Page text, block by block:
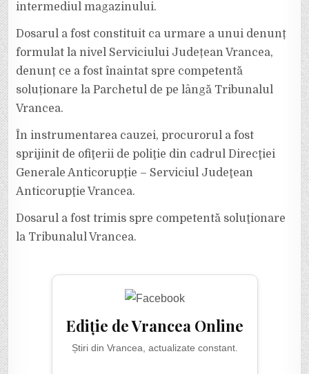
intermediul magazinului.
Dosarul a fost constituit ca urmare a unui denunț
formulat la nivel Serviciului Județean Vrancea,
denunț ce a fost înaintat spre competentă
soluționare la Parchetul de pe lângă Tribunalul
Vrancea.
În instrumentarea cauzei, procurorul a fost
sprijinit de ofiţerii de poliţie din cadrul Direcţiei
Generale Anticorupţie – Serviciul Judeţean
Anticorupţie Vrancea.
Dosarul a fost trimis spre competentă soluţionare
la Tribunalul Vrancea.
Ediție de Vrancea Online
Știri din Vrancea, actualizate constant.